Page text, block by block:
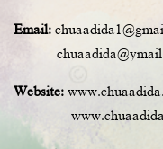
Email:
Website: